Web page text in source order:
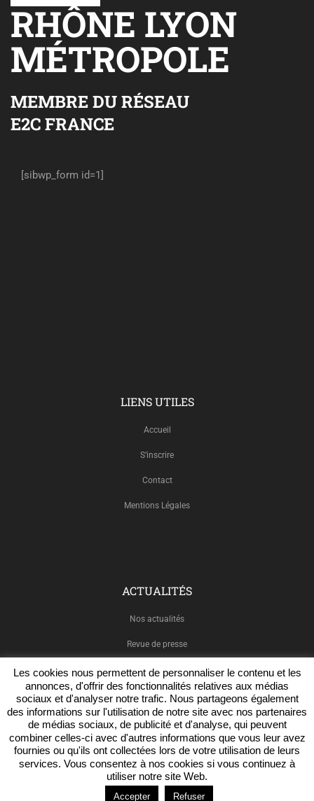
RHÔNE LYON
MÉTROPOLE
MEMBRE DU RÉSEAU
E2C FRANCE
[sibwp_form id=1]
LIENS UTILES
Accueil
S’inscrire
Contact
Mentions Légales
ACTUALITÉS
Nos actualités
Revue de presse
NOUS SUIVRE
Facebook
Twitter
LinkedIn
Les cookies nous permettent de personnaliser le contenu et les
annonces, d'offrir des fonctionnalités relatives aux médias
sociaux et d'analyser notre trafic. Nous partageons également
des informations sur l'utilisation de notre site avec nos partenaires
de médias sociaux, de publicité et d'analyse, qui peuvent
combiner celles-ci avec d'autres informations que vous leur avez
fournies ou qu'ils ont collectées lors de votre utilisation de leurs
services. Vous consentez à nos cookies si vous continuez à
utiliser notre site Web.
Accepter Refuser